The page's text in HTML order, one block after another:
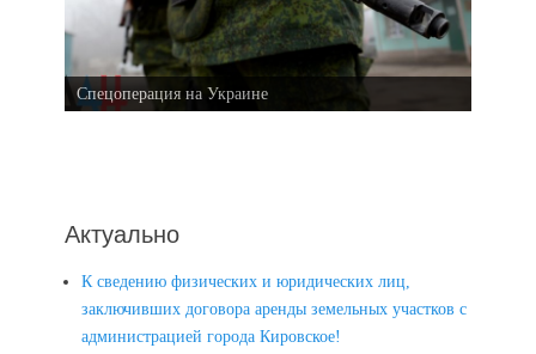
Спецоперация на Украине
Актуально
К сведению физических и юридических лиц,
заключивших договора аренды земельных участков с
администрацией города Кировское!